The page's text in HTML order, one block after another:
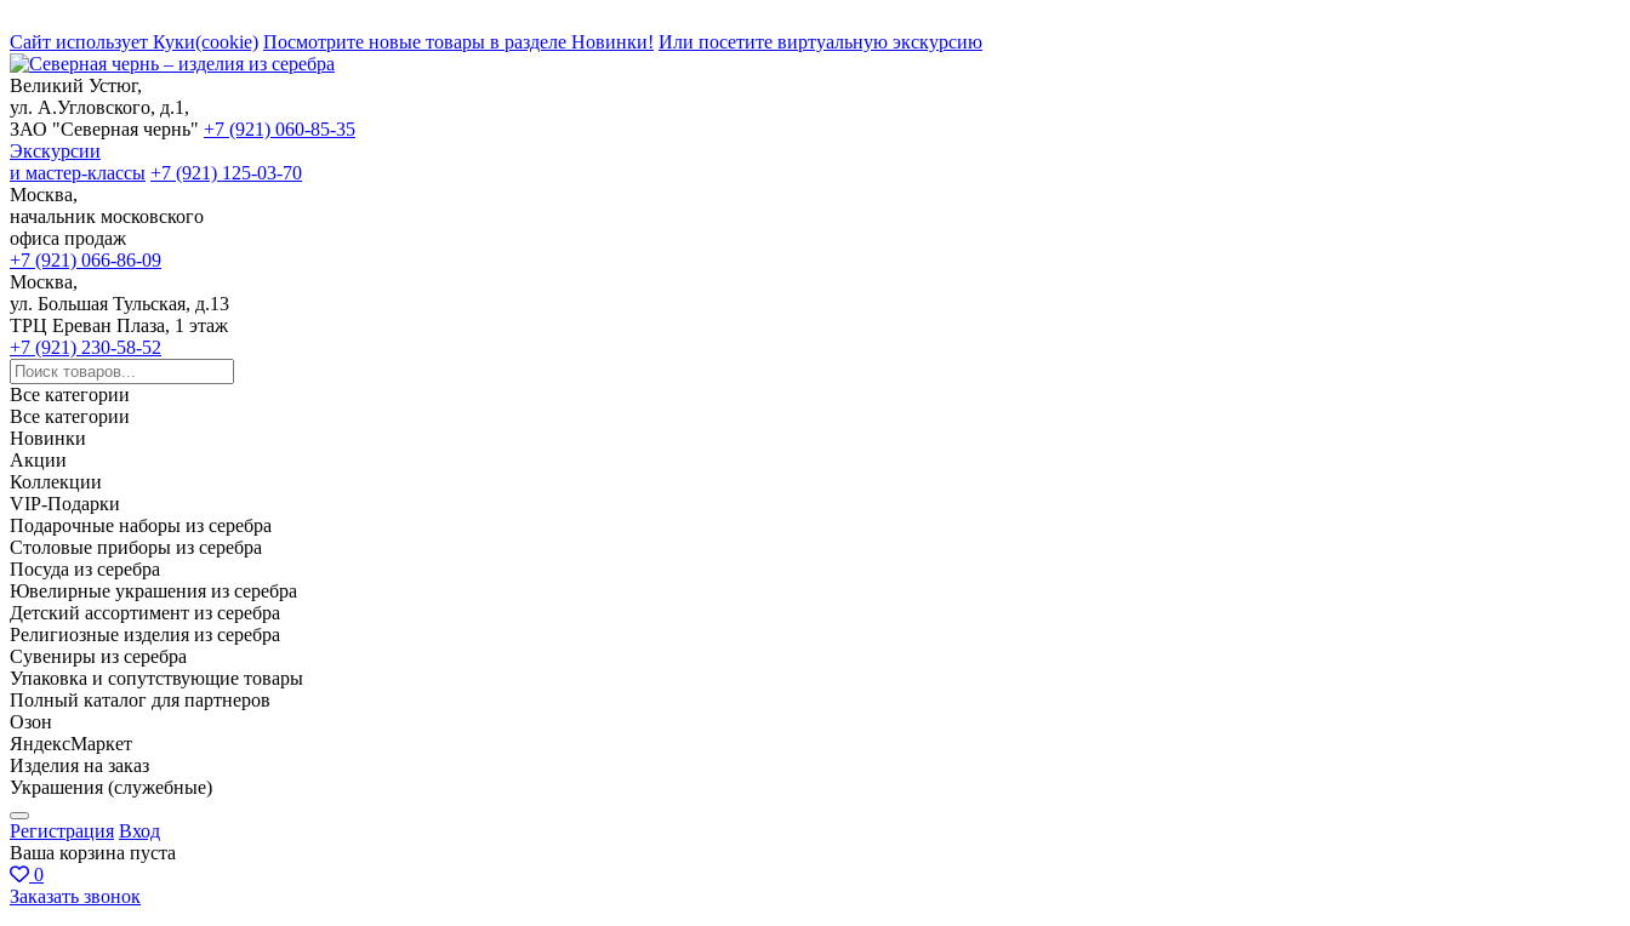
Сайт использует Куки(cookie) Посмотрите новые товары в разделе Новинки! Или посетите виртуальную экскурсию
Великий Устюг,
ул. А.Угловского, д.1,
ЗАО "Северная чернь" +7 (921) 060-85-35
Экскурсии
и мастер-классы +7 (921) 125-03-70
Москва,
начальник московского
офиса продаж
+7 (921) 066-86-09
Москва,
ул. Большая Тульская, д.13
ТРЦ Ереван Плаза, 1 этаж
+7 (921) 230-58-52
Все категории
Все категории
Новинки
Акции
Коллекции
VIP-Подарки
Подарочные наборы из серебра
Столовые приборы из серебра
Посуда из серебра
Ювелирные украшения из серебра
Детский ассортимент из серебра
Религиозные изделия из серебра
Сувениры из серебра
Упаковка и сопутствующие товары
Полный каталог для партнеров
Озон
ЯндексМаркет
Изделия на заказ
Украшения (служебные)
Регистрация Вход
Ваша корзина пуста
0
Заказать звонок